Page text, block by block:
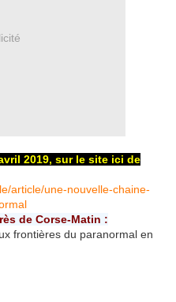
2019, sur le site ici de
article/une-nouvelle-chaine-
de Corse-Matin :
frontières du paranormal en